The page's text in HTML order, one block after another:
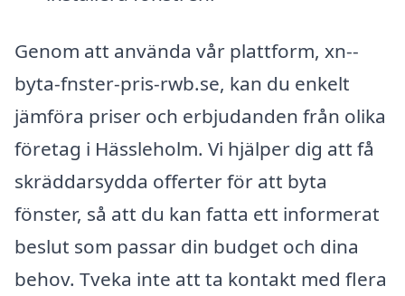
Genom att använda vår plattform, xn--
byta-fnster-pris-rwb.se, kan du enkelt
jämföra priser och erbjudanden från olika
företag i Hässleholm. Vi hjälper dig att få
skräddarsydda offerter för att byta
fönster, så att du kan fatta ett informerat
beslut som passar din budget och dina
behov. Tveka inte att ta kontakt med flera